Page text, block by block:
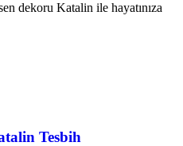
dekoru Katalin ile hayatınıza
Tesbih